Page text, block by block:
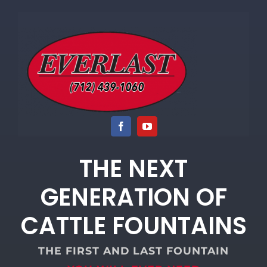
THE NEXT
GENERATION OF
CATTLE FOUNTAINS
THE FIRST AND LAST FOUNTAIN